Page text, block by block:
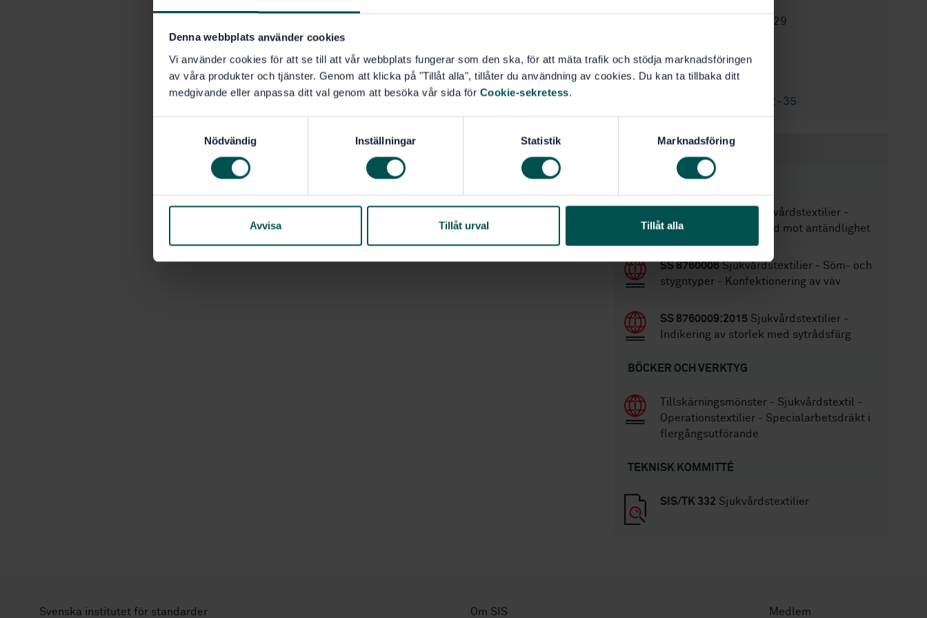
Denna webbplats använder cookies
Vi använder cookies för att se till att vår webbplats fungerar som den ska, för att mäta trafik och stödja marknadsföringen
av våra produkter och tjänster. Genom att klicka på "Tillåt alla", tillåter du användning av cookies. Du kan ta tillbaka ditt
medgivande eller anpassa ditt val genom att besöka vår sida för Cookie-sekretess.
s
Nödvändig Inställningar Statistik Marknadsföring
Avvisa Tillåt urval Tillåt alla
STD-3334929
Fastställd:2011-11-09
Antal sidor:6
SS-EN 80601-2-35
Inom samma område
STANDARDER
Sjukvårdstextilier -
Vårdbäddar - Motstånd mot antändlighet
SS 8760006Sjukvårdstextilier - Söm- och
stygntyper - Konfektionering av väv
SS 8760009:2015 Sjukvårdstextilier -
Indikering av storlek med sytrådsfärg
BÖCKER OCH VERKTYG
Tillskärningsmönster - Sjukvårdstextil -
Operationstextilier - Specialarbetsdräkt i
flergångsutförande
TEKNISK KOMMITTÉ
SIS/TK 332 Sjukvårdstextilier
Svenska institutet för standarder Om SIS Medlem